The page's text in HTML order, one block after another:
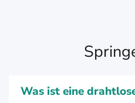
Was ist eine